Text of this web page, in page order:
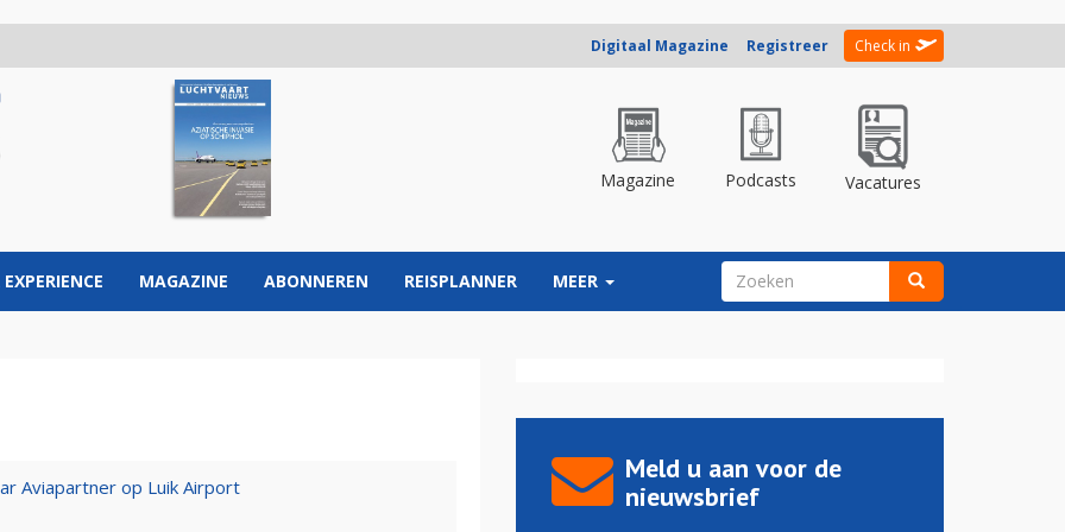
Digitaal Magazine Registreer Check in
Magazine Podcasts Vacatures
EXPERIENCE MAGAZINE ABONNEREN REISPLANNER MEER ZOEKVELD
Aviapartner op Luik Airport
Meld u aan voor de
nieuwsbrief